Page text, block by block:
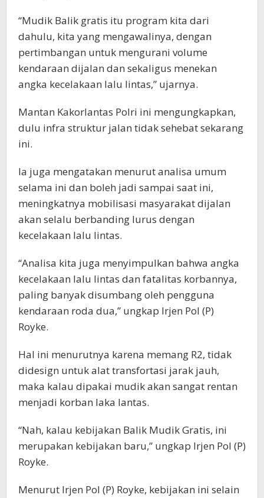
“Mudik Balik gratis itu program kita dari
dahulu, kita yang mengawalinya, dengan
pertimbangan untuk mengurani volume
kendaraan dijalan dan sekaligus menekan
angka kecelakaan lalu lintas,” ujarnya.
Mantan Kakorlantas Polri ini mengungkapkan,
dulu infra struktur jalan tidak sehebat sekarang
ini.
Ia juga mengatakan menurut analisa umum
selama ini dan boleh jadi sampai saat ini,
meningkatnya mobilisasi masyarakat dijalan
akan selalu berbanding lurus dengan
kecelakaan lalu lintas.
“Analisa kita juga menyimpulkan bahwa angka
kecelakaan lalu lintas dan fatalitas korbannya,
paling banyak disumbang oleh pengguna
kendaraan roda dua,” ungkap Irjen Pol (P)
Royke.
Hal ini menurutnya karena memang R2, tidak
didesign untuk alat transfortasi jarak jauh,
maka kalau dipakai mudik akan sangat rentan
menjadi korban laka lantas.
“Nah, kalau kebijakan Balik Mudik Gratis, ini
merupakan kebijakan baru,” ungkap Irjen Pol (P)
Royke.
Menurut Irjen Pol (P) Royke, kebijakan ini selain